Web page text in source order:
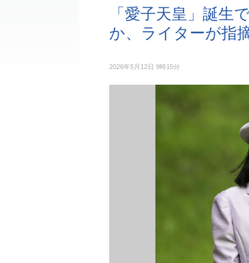
「愛子天皇」誕生
か、ライターが指
2026年5月12日 9時15分